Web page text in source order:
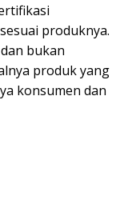
produknya.
bukan
produk yang
konsumen dan